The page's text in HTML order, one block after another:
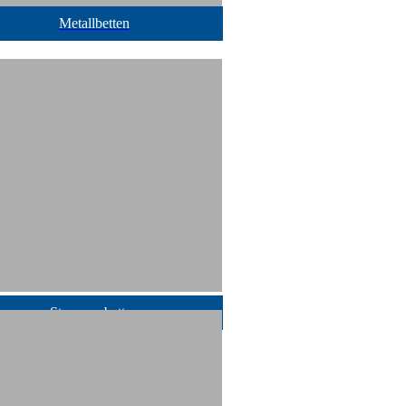
Metallbetten
Stauraumbetten